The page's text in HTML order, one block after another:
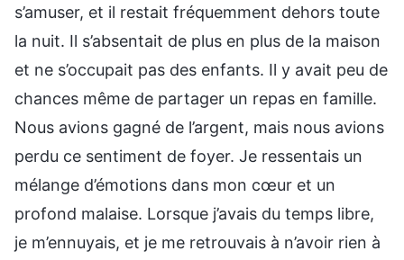
s’amuser, et il restait fréquemment dehors toute
la nuit. Il s’absentait de plus en plus de la maison
et ne s’occupait pas des enfants. Il y avait peu de
chances même de partager un repas en famille.
Nous avions gagné de l’argent, mais nous avions
perdu ce sentiment de foyer. Je ressentais un
mélange d’émotions dans mon cœur et un
profond malaise. Lorsque j’avais du temps libre,
je m’ennuyais, et je me retrouvais à n’avoir rien à